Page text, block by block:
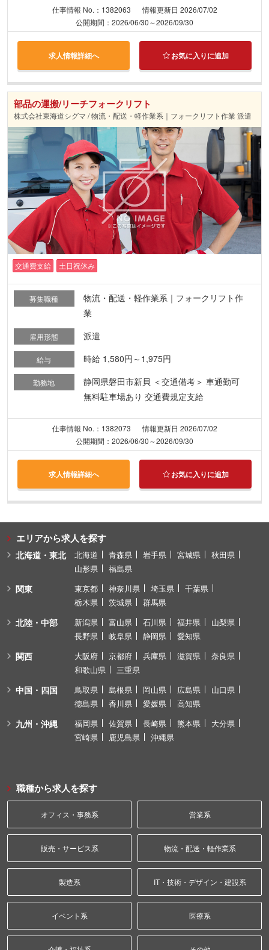
仕事情報 No.：1382063
情報更新日 2026/07/02
公開期間：2026/06/30～2026/09/30
求人情報詳細へ お気に入りに追加
部品の運搬/リーチフォークリフト
株式会社東海道シグマ / 物流・配送・軽作業系｜フォークリフト作業 派遣
交通費支給 土日祝休み
募集職種
物流・配送・軽作業系｜フォークリフト作
業
雇用形態 派遣
給与 時給 1,580円～1,975円
勤務地
静岡県磐田市新貝 ＜交通備考＞ 車通勤可
無料駐車場あり 交通費規定支給
仕事情報 No.：1382073
情報更新日 2026/07/02
公開期間：2026/06/30～2026/09/30
求人情報詳細へ お気に入りに追加
エリアから求人を探す
北海道・東北 北海道 青森県 岩手県 宮城県
秋田県
山形県
福島県
関東 東京都 神奈川県 埼玉県
千葉県
栃木県
茨城県 群馬県
北陸・中部 新潟県 富山県 石川県 福井県
山梨県
長野県
岐阜県 静岡県 愛知県
関西 大阪府 京都府 兵庫県 滋賀県
奈良県
和歌山県
三重県
中国・四国 鳥取県 島根県 岡山県 広島県
山口県
徳島県
香川県 愛媛県 高知県
九州・沖縄 福岡県 佐賀県 長崎県 熊本県
大分県
宮崎県
鹿児島県 沖縄県
職種から求人を探す
オフィス・事務系 営業系
販売・サービス系 物流・配送・軽作業系
製造系 IT・技術・デザイン・建設系
イベント系 医療系